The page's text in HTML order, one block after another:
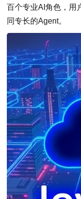
百个专业AI角色，用
同专长的Agent。